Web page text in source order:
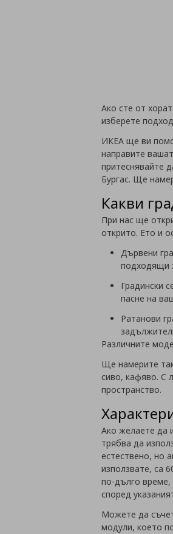
Ако сте от
изберете
ИКЕА ще ви
направите
притеснявайте
Бургас. Ще
Какви
При нас ще
открито. Ето и
Дървени
подходящи
Градински
пасне на
Ратанови
Различните
Ще намерите
сиво, кафяво. С
пространство.
Ако желаете да
трябва да
естествено, но
използвате, са
по-дълго време,
според
Можете да
модули, което